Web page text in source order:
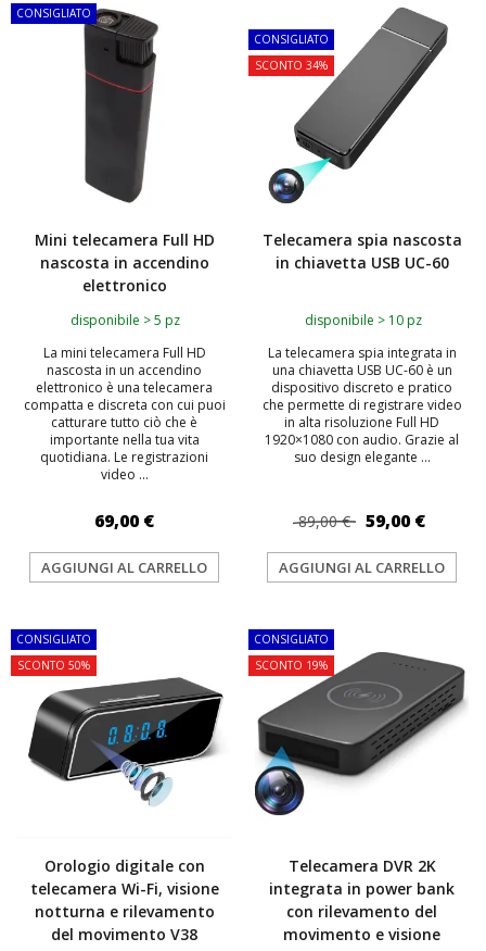
CONSIGLIATO
Mini telecamera Full HD
nascosta in accendino
elettronico
disponibile > 5 pz
La mini telecamera Full HD
nascosta in un accendino
elettronico è una telecamera
compatta e discreta con cui puoi
catturare tutto ciò che è
importante nella tua vita
quotidiana. Le registrazioni
video ...
69,00 €
AGGIUNGI AL CARRELLO
CONSIGLIATO
SCONTO 34%
Telecamera spia nascosta
in chiavetta USB UC-60
disponibile > 10 pz
La telecamera spia integrata in
una chiavetta USB UC-60 è un
dispositivo discreto e pratico
che permette di registrare video
in alta risoluzione Full HD
1920×1080 con audio. Grazie al
suo design elegante ...
89,00 € 59,00 €
AGGIUNGI AL CARRELLO
CONSIGLIATO
SCONTO 50%
Orologio digitale con
telecamera Wi-Fi, visione
notturna e rilevamento
del movimento V38
CONSIGLIATO
SCONTO 19%
Telecamera DVR 2K
integrata in power bank
con rilevamento del
movimento e visione